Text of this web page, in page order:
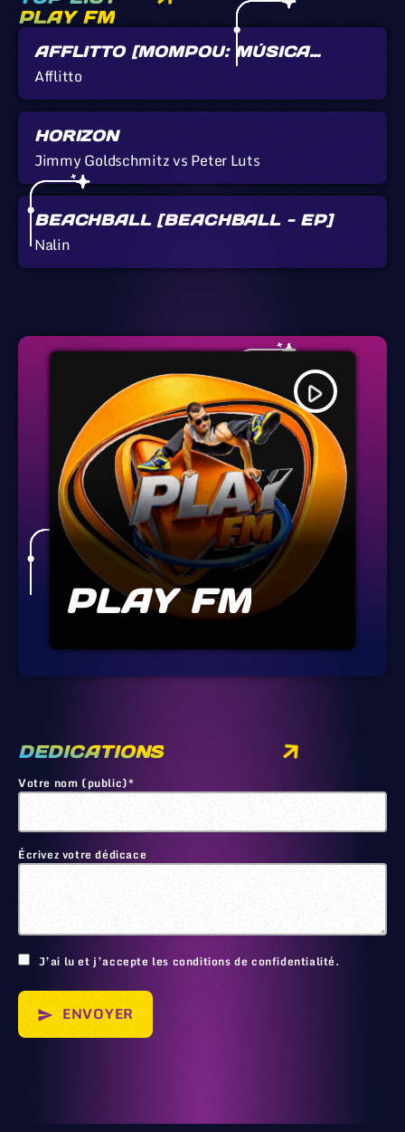
PLAY FM
AFFLITTO [MOMPOU: MÚSICA
CALLADA]
Afflitto
HORIZON
Jimmy Goldschmitz vs Peter Luts
BEACHBALL [BEACHBALL - EP]
Nalin
play_arrow
PLAY FM
DEDICATIONS
Votre nom (public)*
Écrivez votre dédicace
J’ai lu et j’accepte les conditions de confidentialité.
send ENVOYER